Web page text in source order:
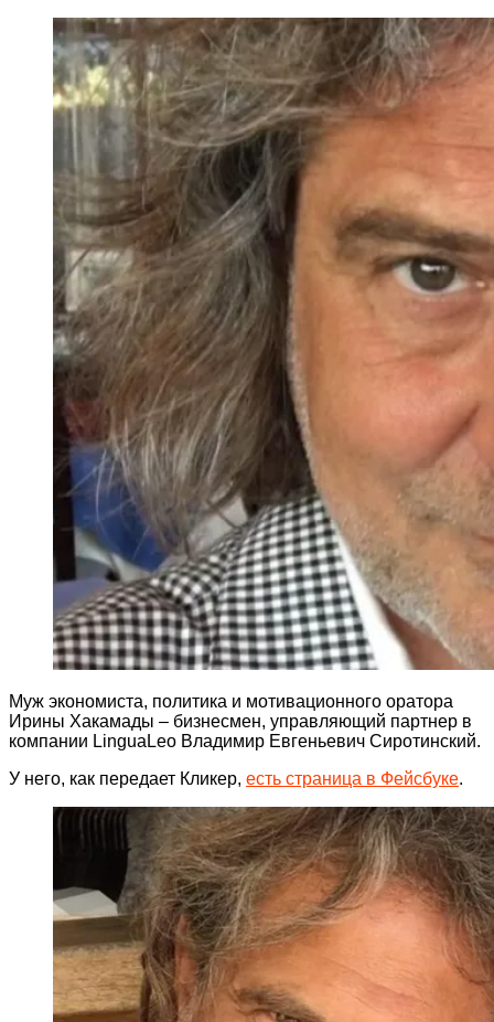
Муж экономиста, политика и мотивационного оратора
Ирины Хакамады – бизнесмен, управляющий партнер в
компании LinguaLeo Владимир Евгеньевич Сиротинский.
У него, как передает Кликер, есть страница в Фейсбуке.